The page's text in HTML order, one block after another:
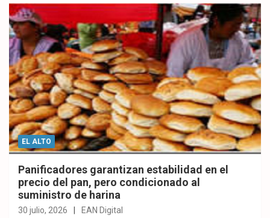
EL ALTO
Panificadores garantizan estabilidad en el
precio del pan, pero condicionado al
suministro de harina
30 julio, 2026 EAN Digital